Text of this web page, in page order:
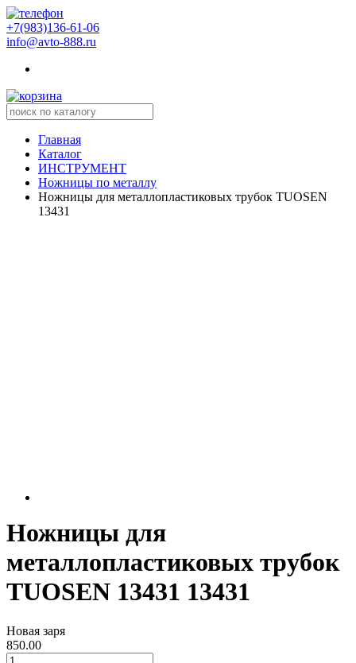
+7(983)136-61-06
info@avto-888.ru
Главная
Каталог
ИНСТРУМЕНТ
Ножницы по металлу
Ножницы для металлопластиковых трубок TUOSEN
13431
Ножницы для
металлопластиковых трубок
TUOSEN 13431 13431
Новая заря
850.00